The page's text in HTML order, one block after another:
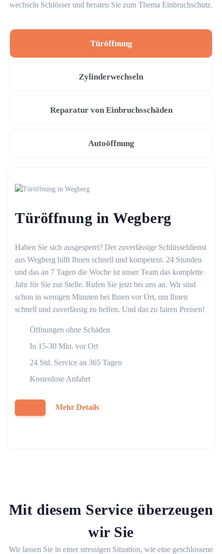
wechseln Schlösser und beraten Sie zum Thema Einbruchschutz.
Türöffnung
Zylinderwechseln
Reparatur von Einbruchsschäden
Autoöffnung
Türöffnung in Wegberg
Haben Sie sich ausgesperrt? Der zuverlässige Schlüsseldienst
aus Wegberg hilft Ihnen schnell und kompetent. 24 Stunden
und das an 7 Tagen die Woche ist unser Team das komplette
Jahr für Sie zur Stelle. Rufen Sie jetzt bei uns an. Wir sind
schon in wenigen Minuten bei Ihnen vor Ort, um Ihnen
schnell und zuverlässig zu helfen. Und das zu fairen Preisen!
Öffnungen ohne Schäden
In 15-30 Min. vor Ort
24 Std. Service an 365 Tagen
Kostenlose Anfahrt
Mehr Details
Mit diesem Service überzeugen
wir Sie
Wir lassen Sie in einer stressigen Situation, wie eine geschlossene